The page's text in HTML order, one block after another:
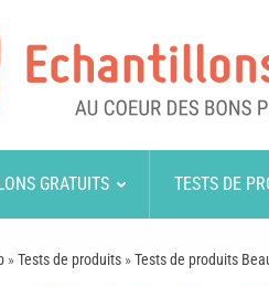
GRATUITS TESTS DE
»Tests de produits »Tests de produits